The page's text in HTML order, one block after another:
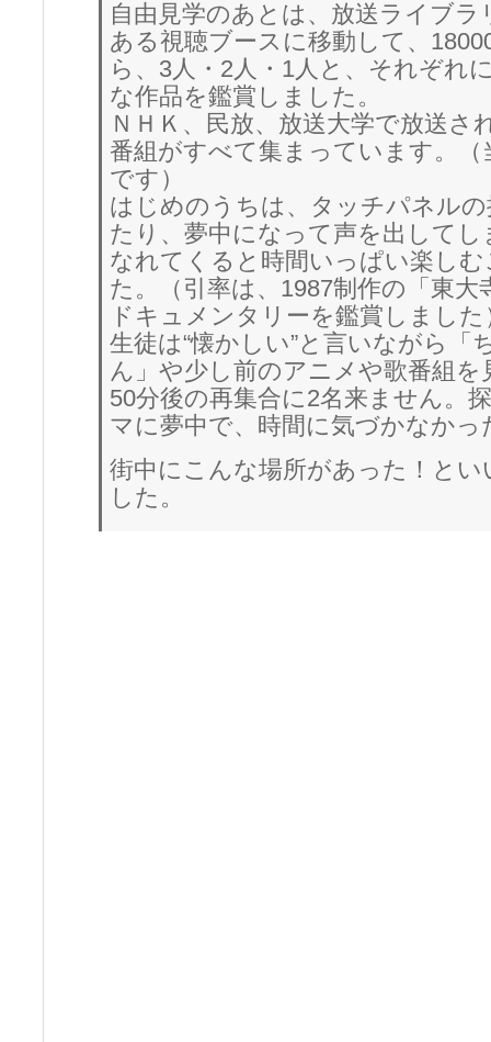
自由見学のあとは、放送ライブ
ある視聴ブースに移動して、
ら、3人・2人・1人と、それぞれ
な作品を鑑賞しました。
ＮＨＫ、民放、放送大学で放送さ
番組がすべて集まっています。（
です）
はじめのうちは、タッチパネル
たり、夢中になって声を出して
なれてくると時間いっぱい楽し
た。（引率は、1987制作の「東大
ドキュメンタリーを鑑賞しました
生徒は“懐かしい”と言いながら「
ん」や少し前のアニメや歌番組を
50分後の再集合に2名来ません。
マに夢中で、時間に気づかなか
街中にこんな場所があった！とい
した。